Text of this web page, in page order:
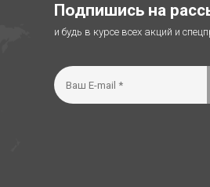
Подпишись на
и будь в курсе всех акций и